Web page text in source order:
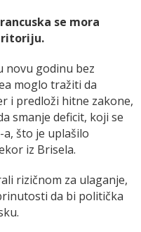
se mora
novu godinu bez
moglo tražiti da
i predloži hitne zakone,
smanje deficit, koji se
što je uplašilo
iz Brisela.
rizičnom za ulaganje,
da bi politička